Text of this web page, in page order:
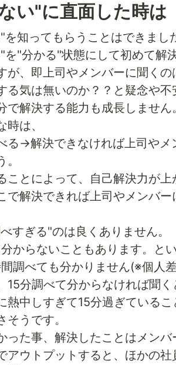
い"に直面した時は
知ってもらうことはできまし
"分かる"状態にして初めて解決
が、即上司やメンバーに聞くの
る気は無いのか？？と疑念や不
で解決する能力も成長しません。
時は、
る→解決できなければ上司や
ことによって、自己解決力が上
で解決できれば上司やメンバ
すぎる"のは良くありません。
からないこともあります。と
調べても分かりません(※個人
15分調べて分からなければ聞く
熱中しすぎて15分過ぎている
そうです。
った事、解決したことはメン
アウトプットすると、ほかの